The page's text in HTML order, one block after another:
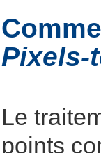
Le
points